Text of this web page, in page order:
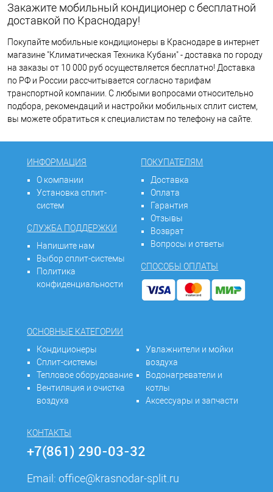
Закажите мобильный кондиционер с бесплатной
доставкой по Краснодару!
Покупайте мобильные кондиционеры в Краснодаре в интернет
магазине "Климатическая Техника Кубани" - доставка по городу
на заказы от 10 000 руб осуществляется бесплатно! Доставка
по РФ и России рассчитывается согласно тарифам
транспортной компании. С любыми вопросами относительно
подбора, рекомендаций и настройки мобильных сплит систем,
вы можете обратиться к специалистам по телефону на сайте.
ИНФОРМАЦИЯ
О компании
Установка сплит-
систем
СЛУЖБА ПОДДЕРЖКИ
Напишите нам
Выбор сплит-системы
Политика
конфиденциальности
ПОКУПАТЕЛЯМ
Доставка
Оплата
Гарантия
Отзывы
Возврат
Вопросы и ответы
СПОСОБЫ ОПЛАТЫ
ОСНОВНЫЕ КАТЕГОРИИ
Кондиционеры
Сплит-системы
Тепловое оборудование
Вентиляция и очистка
воздуха
Увлажнители и мойки
воздуха
Водонагреватели и
котлы
Аксессуары и запчасти
КОНТАКТЫ
+7(861) 290-03-32
Email:office@krasnodar-split.ru